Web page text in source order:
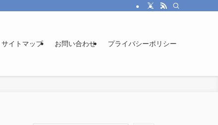
サイトマップ お問い合わせ プライバシーポリシー